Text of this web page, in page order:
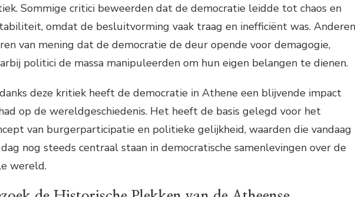
Sommige critici beweerden dat de democratie leidde tot chaos en
omdat de besluitvorming vaak traag en inefficiënt was. Anderen
van mening dat de democratie de deur opende voor demagogie,
politici de massa manipuleerden om hun eigen belangen te dienen.
deze kritiek heeft de democratie in Athene een blijvende impact
op de wereldgeschiedenis. Het heeft de basis gelegd voor het
van burgerparticipatie en politieke gelijkheid, waarden die vandaag
nog steeds centraal staan in democratische samenlevingen over de
wereld.